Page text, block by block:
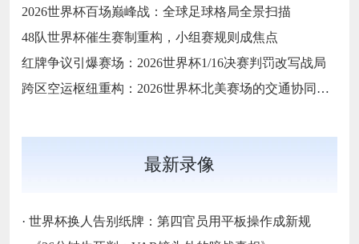
2026世界杯百场巅峰战：全球足球格局全景扫描
48队世界杯催生赛制重构，小组赛规则成焦点
红牌争议引爆赛场：2026世界杯1/16决赛判罚改写战局
跨区空运枢纽重构：2026世界杯北美赛场的交通协同与效能优化方案
最新录像
· 世界杯换人告别纸牌：第四官员用平板操作成新规